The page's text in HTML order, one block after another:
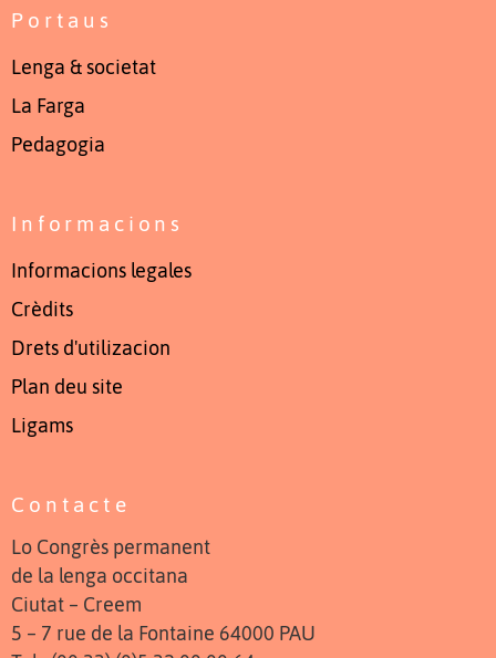
Portaus
Lenga & societat
La Farga
Pedagogia
Informacions
Informacions legales
Crèdits
Drets d'utilizacion
Plan deu site
Ligams
Contacte
Lo Congrès permanent
de la lenga occitana
Ciutat – Creem
5 – 7 rue de la Fontaine 64000 PAU